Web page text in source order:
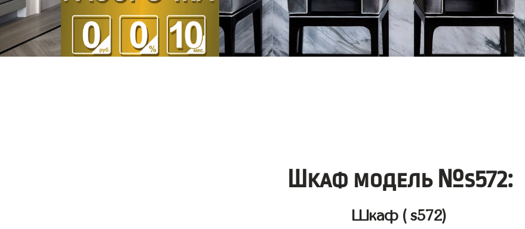
Шкаф модель №s572:
Шкаф ( s572)